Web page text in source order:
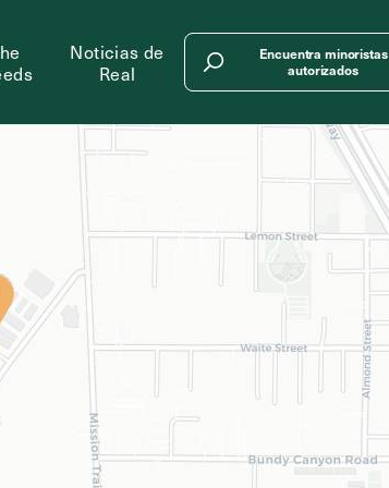
Noticias de
Real
Encuentra minoristas
autorizados